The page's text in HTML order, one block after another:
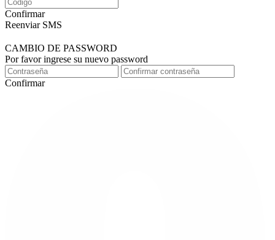
Confirmar
Reenviar SMS
CAMBIO DE PASSWORD
Por favor ingrese su nuevo password
Confirmar